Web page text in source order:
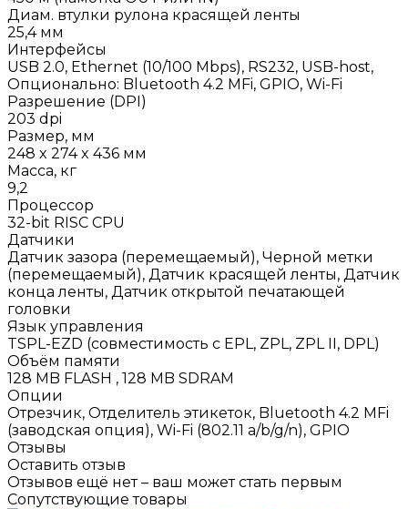
Диам. втулки рулона красящей ленты
25,4 мм
Интерфейсы
USB 2.0, Ethernet (10/100 Mbps), RS232, USB-host,
Опционально: Bluetooth 4.2 MFi, GPIO, Wi-Fi
Разрешение (DPI)
203 dpi
Размер, мм
248 x 274 x 436 мм
Масса, кг
9,2
Процессор
32-bit RISC CPU
Датчики
Датчик зазора (перемещаемый), Черной метки
(перемещаемый), Датчик красящей ленты, Датчик
конца ленты, Датчик открытой печатающей
головки
Язык управления
TSPL-EZD (совместимость с EPL, ZPL, ZPL II, DPL)
Объём памяти
128 MB FLASH , 128 MB SDRAM
Опции
Отрезчик, Отделитель этикеток, Bluetooth 4.2 MFi
(заводская опция), Wi-Fi (802.11 a/b/g/n), GPIO
Отзывы
Оставить отзыв
Отзывов ещё нет – ваш может стать первым
Сопутствующие товары